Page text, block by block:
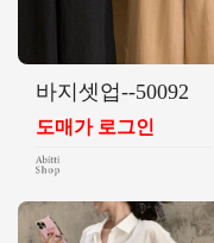
바지셋업--50092
도매가 로그인